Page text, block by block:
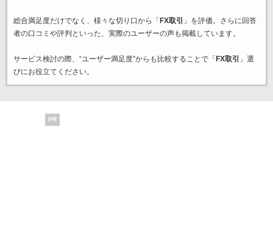
総合満足度だけでなく、様々な切り口から「 FX取引
」を評価。さらに回答
者の口コミや評判といった、実際のユーザーの声も掲載しています。
サービス検討の際、“ユーザー満足度”からも比較することで「 FX取引
」選
びにお役立てください。
PR